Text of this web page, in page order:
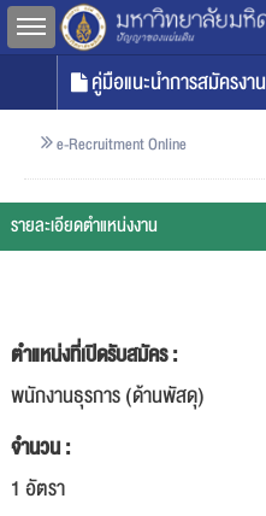
Toggle sidebar
คู่มือแนะนำการสมัครงาน
e-Recruitment Online
รายละเอียดตำแหน่งงาน
ตำแหน่งที่เปิดรับสมัคร :
พนักงานธุรการ (ด้านพัสดุ)
จำนวน :
1 อัตรา